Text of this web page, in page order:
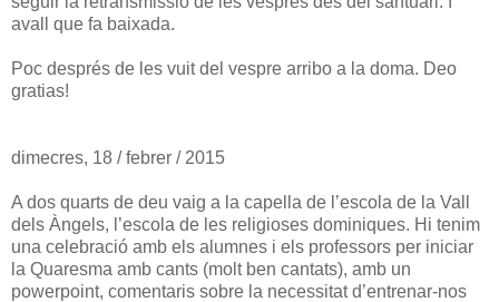
avall que fa baixada.
Poc després de les vuit del vespre arribo a la doma. Deo
gratias!
dimecres, 18 / febrer / 2015
A dos quarts de deu vaig a la capella de l’escola de la Vall
dels Àngels, l’escola de les religioses dominiques. Hi tenim
una celebració amb els alumnes i els professors per iniciar
la Quaresma amb cants (molt ben cantats), amb un
powerpoint, comentaris sobre la necessitat d’entrenar-nos